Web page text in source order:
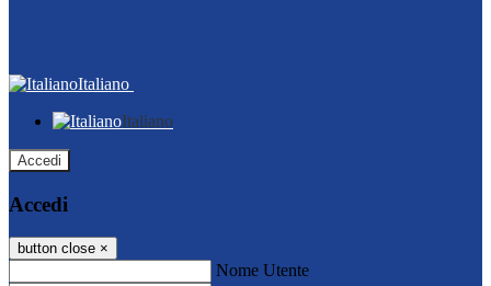
Italiano
Italiano
Accedi
Accedi
button close ×
Nome Utente